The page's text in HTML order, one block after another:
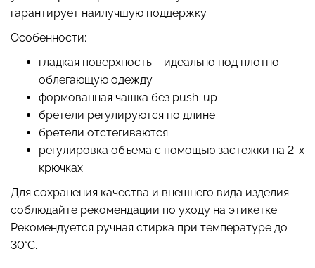
гарантирует наилучшую поддержку.
Особенности:
гладкая поверхность – идеально под плотно
облегающую одежду.
формованная чашка без push-up
бретели регулируются по длине
бретели отстегиваются
регулировка объема с помощью застежки на 2-х
крючках
Для сохранения качества и внешнего вида изделия
соблюдайте рекомендации по уходу на этикетке.
Рекомендуется ручная стирка при температуре до
30°C.
Топ на бретелях в рубчик
CAMI TOP RIB black
(черный) Giulia
299 грн.499 грн.
CAMI TOP RIB white
(белый) Giulia
299 грн.